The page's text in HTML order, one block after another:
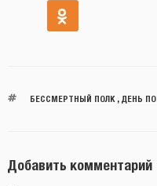
БЕССМЕРТНЫЙ ПОЛК, ДЕНЬ
Добавить комментарий